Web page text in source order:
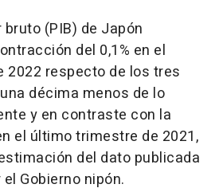
(PIB) de Japón
del 0,1% en el
2022 respecto de los tres
décima menos de lo
y en contraste con la
el último trimestre de 2021,
del dato publicada
Gobierno nipón.